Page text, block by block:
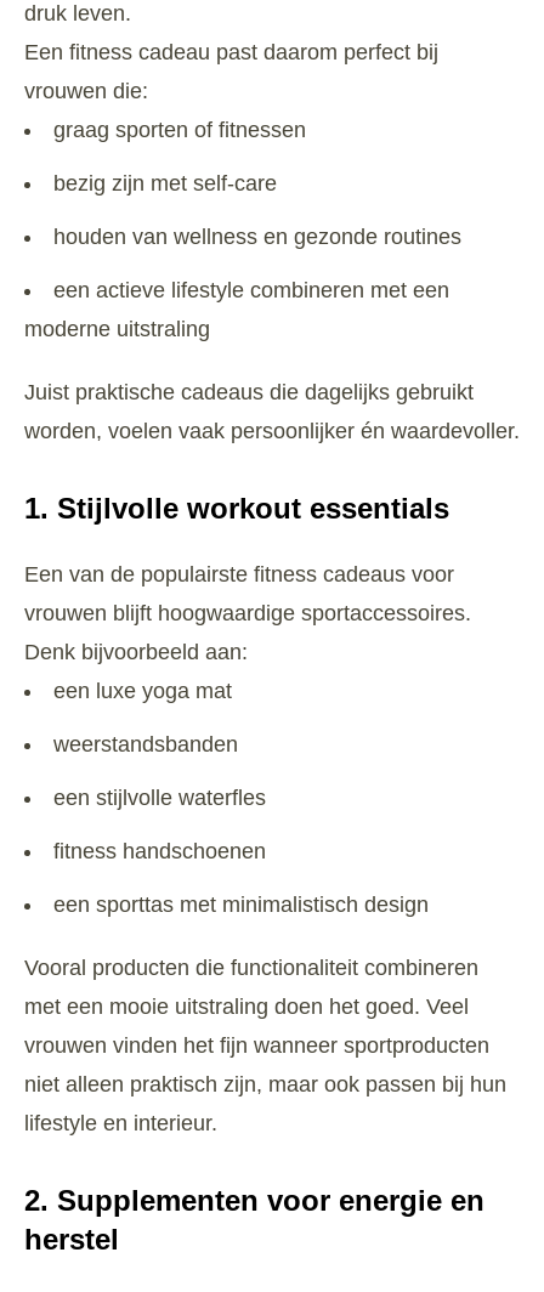
druk leven.
Een fitness cadeau past daarom perfect bij
vrouwen die:
graag sporten of fitnessen
bezig zijn met self-care
houden van wellness en gezonde routines
een actieve lifestyle combineren met een
moderne uitstraling
Juist praktische cadeaus die dagelijks gebruikt
worden, voelen vaak persoonlijker én waardevoller.
1. Stijlvolle workout essentials
Een van de populairste fitness cadeaus voor
vrouwen blijft hoogwaardige sportaccessoires.
Denk bijvoorbeeld aan:
een luxe yoga mat
weerstandsbanden
een stijlvolle waterfles
fitness handschoenen
een sporttas met minimalistisch design
Vooral producten die functionaliteit combineren
met een mooie uitstraling doen het goed. Veel
vrouwen vinden het fijn wanneer sportproducten
niet alleen praktisch zijn, maar ook passen bij hun
lifestyle en interieur.
2. Supplementen voor energie en
herstel